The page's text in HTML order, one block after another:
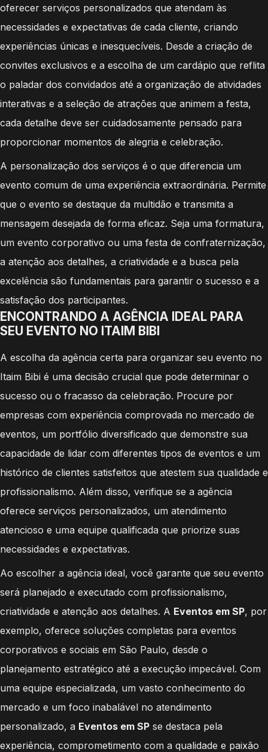
oferecer serviços personalizados que atendam às
necessidades e expectativas de cada cliente, criando
experiências únicas e inesquecíveis. Desde a criação de
convites exclusivos e a escolha de um cardápio que reflita
o paladar dos convidados até a organização de atividades
interativas e a seleção de atrações que animem a festa,
cada detalhe deve ser cuidadosamente pensado para
proporcionar momentos de alegria e celebração.
A personalização dos serviços é o que diferencia um
evento comum de uma experiência extraordinária. Permite
que o evento se destaque da multidão e transmita a
mensagem desejada de forma eficaz. Seja uma formatura,
um evento corporativo ou uma festa de confraternização,
a atenção aos detalhes, a criatividade e a busca pela
excelência são fundamentais para garantir o sucesso e a
satisfação dos participantes.
ENCONTRANDO A AGÊNCIA IDEAL PARA
SEU EVENTO NO ITAIM BIBI
A escolha da agência certa para organizar seu evento no
Itaim Bibi é uma decisão crucial que pode determinar o
sucesso ou o fracasso da celebração. Procure por
empresas com experiência comprovada no mercado de
eventos, um portfólio diversificado que demonstre sua
capacidade de lidar com diferentes tipos de eventos e um
histórico de clientes satisfeitos que atestem sua qualidade e
profissionalismo. Além disso, verifique se a agência
oferece serviços personalizados, um atendimento
atencioso e uma equipe qualificada que priorize suas
necessidades e expectativas.
Ao escolher a agência ideal, você garante que seu evento
será planejado e executado com profissionalismo,
criatividade e atenção aos detalhes. A Eventos em SP, por
exemplo, oferece soluções completas para eventos
corporativos e sociais em São Paulo, desde o
planejamento estratégico até a execução impecável. Com
uma equipe especializada, um vasto conhecimento do
mercado e um foco inabalável no atendimento
personalizado, a Eventos em SP se destaca pela
experiência, comprometimento com a qualidade e paixão